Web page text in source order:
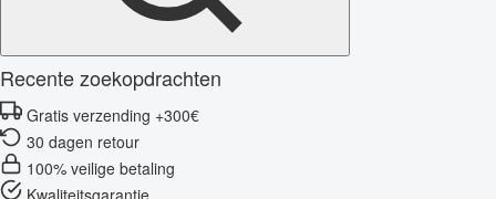
Recente zoekopdrachten
Gratis verzending +300€
30 dagen retour
100% veilige betaling
Kwaliteitsgarantie